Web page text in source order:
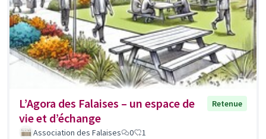
L’Agora des Falaises – un espace de
vie et d’échange
Retenue
Association des Falaises 0 1